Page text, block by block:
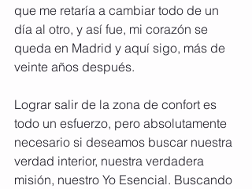
que me retaría a cambiar todo de un
día al otro, y así fue, mi corazón se
queda en Madrid y aquí sigo, más de
veinte años después.
Lograr salir de la zona de confort es
todo un esfuerzo, pero absolutamente
necesario si deseamos buscar nuestra
verdad interior, nuestra verdadera
misión, nuestro Yo Esencial. Buscando